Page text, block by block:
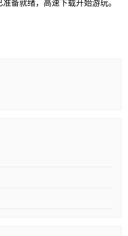
备就绪，高速下载开始游玩。